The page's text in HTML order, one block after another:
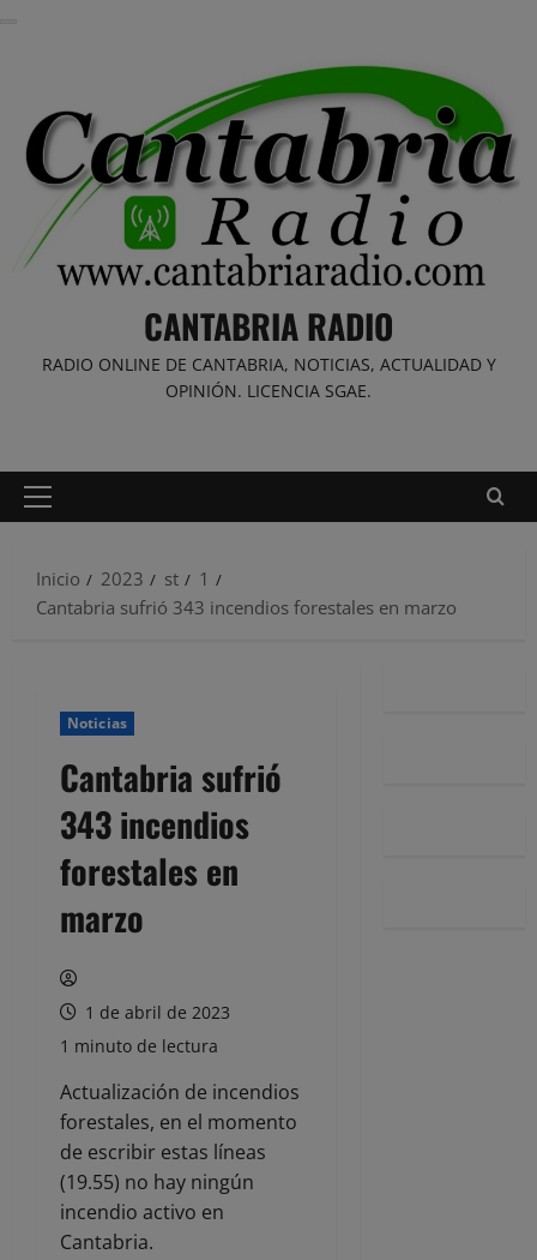
CANTABRIA RADIO
RADIO ONLINE DE CANTABRIA, NOTICIAS, ACTUALIDAD Y
OPINIÓN. LICENCIA SGAE.
Menú
Inicio
2023 st
1
Cantabria sufrió 343 incendios forestales en marzo
Noticias
Cantabria sufrió
343 incendios
forestales en
marzo
1 de abril de 2023
1 minuto de lectura
Actualización de incendios
forestales, en el momento
de escribir estas líneas
(19.55) no hay ningún
incendio activo en
Cantabria.